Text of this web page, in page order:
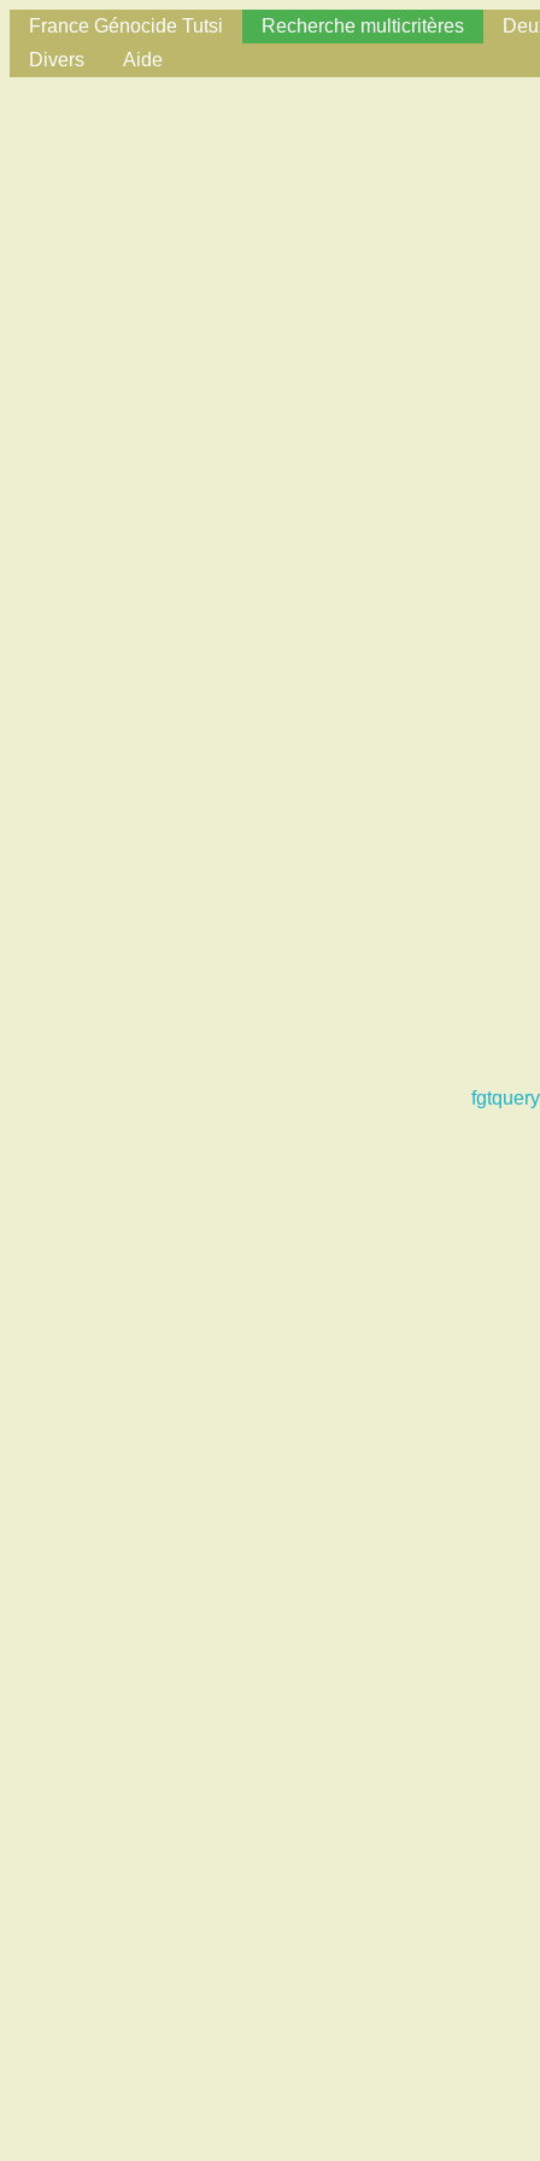
France Génocide Tutsi Recherche multicritères
Divers
Aide